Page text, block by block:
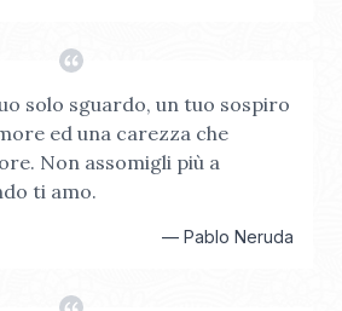
solo sguardo, un tuo sospiro
ed una carezza che
Non assomigli più a
ti amo.
— Pablo Neruda